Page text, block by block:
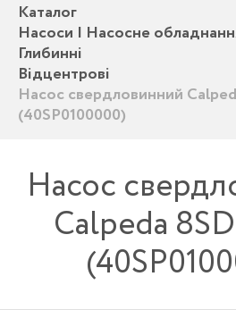
Каталог
Насоси | Насосне
Глибинні
Відцентрові
Насос свердловинний
(40SP0100000)
Насос
Calpeda